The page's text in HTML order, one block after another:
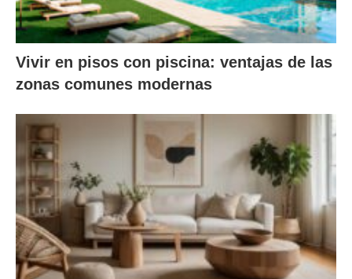
Vivir en pisos con piscina: ventajas de las
zonas comunes modernas